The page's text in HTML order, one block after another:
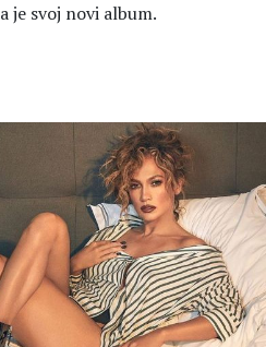
je svoj novi album.